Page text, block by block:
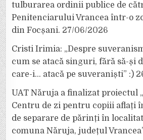
tulburarea ordinii publice de
Penitenciarului Vrancea într-o
din Focșani. 27/06/2026
Cristi Irimia: „Despre
cum se atacă singuri, fără să-și
care-i… atacă pe suveraniști” :)
UAT Năruja a finalizat proiectul
Centru de zi pentru copiii aflați
de separare de părinți în
comuna Năruja, județul